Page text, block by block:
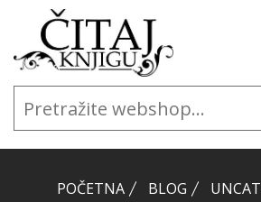
POČETNA BLOG